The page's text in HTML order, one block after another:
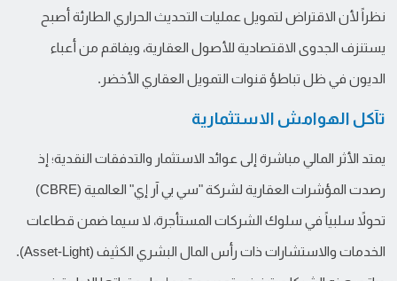
نظراً لأن الاقتراض لتمويل عمليات التحديث الحراري الطارئة أصبح
يستنزف الجدوى الاقتصادية للأصول العقارية، ويفاقم من أعباء
الديون في ظل تباطؤ قنوات التمويل العقاري الأخضر.
تآكل الهوامش الاستثمارية
يمتد الأثر المالي مباشرة إلى عوائد الاستثمار والتدفقات النقدية؛ إذ
رصدت المؤشرات العقارية لشركة "سي بي آر إي" العالمية (CBRE)
تحولاً سلبياً في سلوك الشركات المستأجرة، لا سيما ضمن قطاعات
الخدمات والاستشارات ذات رأس المال البشري الكثيف (Asset-Light).